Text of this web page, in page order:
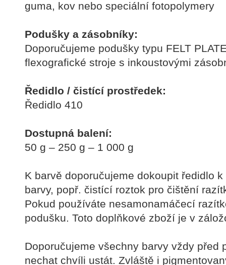
guma, kov nebo speciální fotopolymery
Podušky a zásobníky:
Doporučujeme podušky typu FELT
flexografické stroje s inkoustovými
Ředidlo / čistící prostředek:
Ředidlo 410
Dostupná balení:
50 g – 250 g – 1 000 g
K barvě doporučujeme dokoupit ředidlo
barvy, popř. čistící roztok pro čištění
Pokud používáte nesamonamáčecí
podušku. Toto doplňkové zboží je v
Doporučujeme všechny barvy vždy před
nechat chvíli ustát. Zvláště i